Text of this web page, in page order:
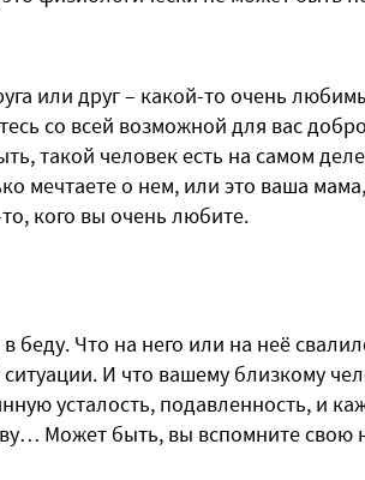
или друг – какой-то очень
со всей возможной для вас
такой человек есть на самом
мечтаете о нем, или это ваша
кого вы очень любите.
беду. Что на него или на неё
И что вашему близкому
усталость, подавленность, и
Может быть, вы вспомните свою